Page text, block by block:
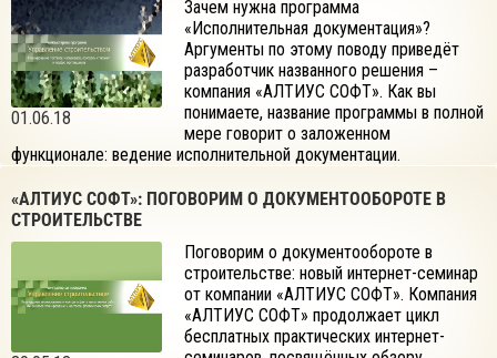
01.06.18
Зачем нужна программа
«Исполнительная документация»?
Аргументы по этому поводу приведёт
разработчик названного решения –
компания «АЛТИУС СОФТ». Как вы
понимаете, название программы в полной
мере говорит о заложенном
функционале: ведение исполнительной документации.
«АЛТИУС СОФТ»: ПОГОВОРИМ О ДОКУМЕНТООБОРОТЕ В
СТРОИТЕЛЬСТВЕ
Поговорим о документообороте в
строительстве: новый интернет-семинар
от компании «АЛТИУС СОФТ». Компания
«АЛТИУС СОФТ» продолжает цикл
бесплатных практических интернет-